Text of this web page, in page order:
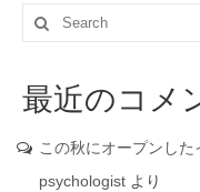
Search
for:
最近のコメ
この秋にオープンし
psychologist より